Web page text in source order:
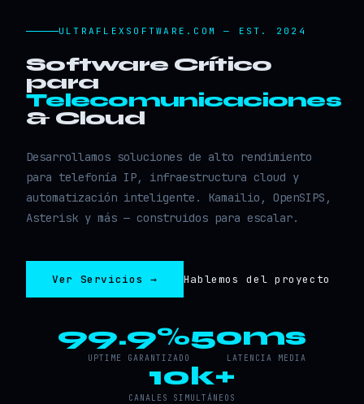
ULTRAFLEXSOFTWARE.COM — EST. 2024
Software Crítico
para
Telecomunicaciones
& Cloud
Desarrollamos soluciones de alto rendimiento
para telefonía IP, infraestructura cloud y
automatización inteligente. Kamailio, OpenSIPS,
Asterisk y más — construidos para escalar.
Ver Servicios → Hablemos del proyecto
99.9%
UPTIME GARANTIZADO
50ms
LATENCIA MEDIA
10k+
CANALES SIMULTÁNEOS